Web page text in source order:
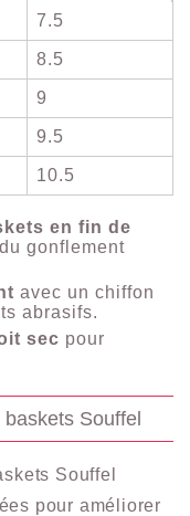
7.5
8.5
9
9.5
10.5
en fin de
gonflement
avec un chiffon
abrasifs.
sec pour
Souffel
Souffel
pour améliorer